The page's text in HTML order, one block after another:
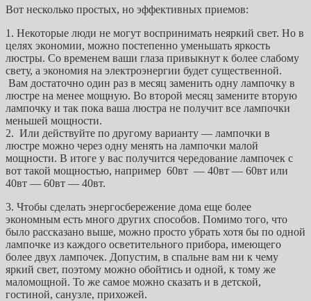
Вот несколько простых, но эффективных приемов:
1. Некоторые люди не могут воспринимать неяркий свет. Но в
целях экономии, можно постепенно уменьшать яркость
люстры. Со временем ваши глаза привыкнут к более слабому
свету, а экономия на электроэнергии будет существенной.
Вам достаточно один раз в месяц заменить одну лампочку в
люстре на менее мощную. Во второй месяц замените вторую
лампочку и так пока ваша люстра не получит все лампочки
меньшей мощности.
2. Или действуйте по другому варианту — лампочки в
люстре можно через одну менять на лампочки малой
мощности. В итоге у вас получится чередование лампочек с
вот такой мощностью, например 60вт — 40вт — 60вт или
40вт — 60вт — 40вт.
3. Чтобы сделать энергосбережение дома еще более
экономным есть много других способов. Помимо того, что
было рассказано выше, можно просто убрать хотя бы по одной
лампочке из каждого осветительного прибора, имеющего
более двух лампочек. Допустим, в спальне вам ни к чему
яркий свет, поэтому можно обойтись и одной, к тому же
маломощной. То же самое можно сказать и в детской,
гостиной, санузле, прихожей.